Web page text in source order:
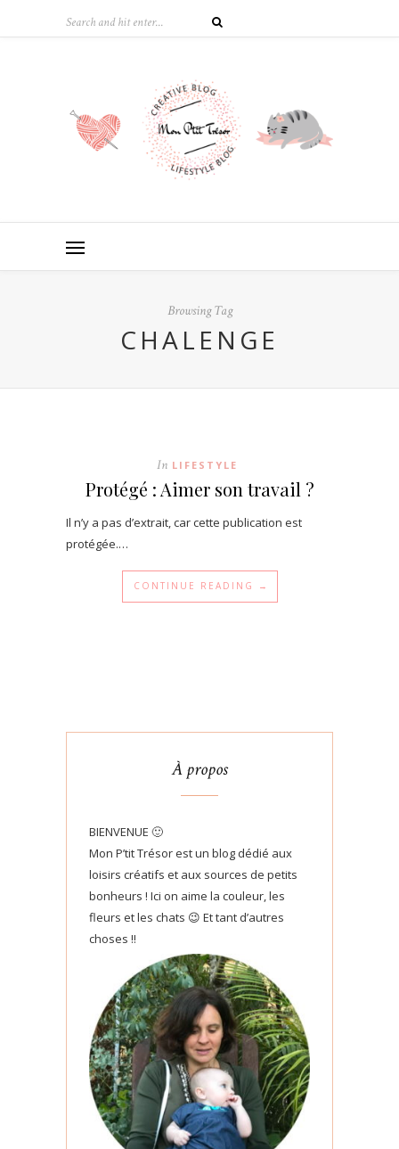
Browsing Tag
CHALENGE
In LIFESTYLE
Protégé : Aimer son travail ?
Il n’y a pas d’extrait, car cette publication est
protégée.…
CONTINUE READING →
À propos
BIENVENUE 🙂
Mon P’tit Trésor est un blog dédié aux
loisirs créatifs et aux sources de petits
bonheurs ! Ici on aime la couleur, les
fleurs et les chats 😉 Et tant d’autres
choses !!